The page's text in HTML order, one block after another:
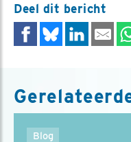
Deel dit bericht
Blog